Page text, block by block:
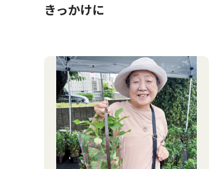
きっかけに